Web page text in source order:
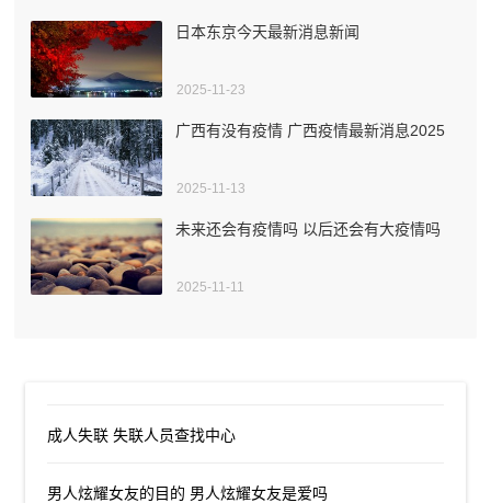
日本东京今天最新消息新闻
2025-11-23
广西有没有疫情 广西疫情最新消息2025
2025-11-13
未来还会有疫情吗 以后还会有大疫情吗
2025-11-11
成人失联 失联人员查找中心
男人炫耀女友的目的 男人炫耀女友是爱吗